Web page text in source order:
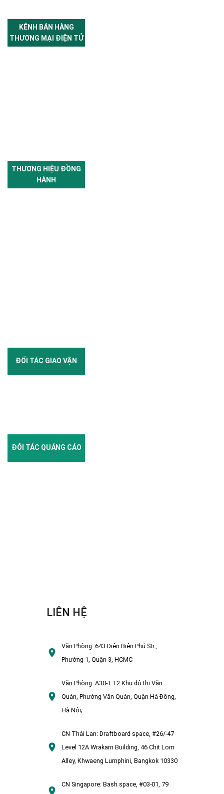
KÊNH BÁN HÀNG
THƯƠNG MẠI ĐIỆN TỬ
THƯƠNG HIỆU ĐỒNG
HÀNH
ĐỐI TÁC GIAO VẬN
ĐỐI TÁC QUẢNG CÁO
LIÊN HỆ
Văn Phòng:643 Điện Biên Phủ Str.,
Phường 1, Quận 3, HCMC
Văn Phòng:A30-TT2 Khu đô thị Văn
Quán, Phường Văn Quán, Quận Hà Đông,
Hà Nội;
CN Thái Lan: Draftboard space, #26/-47
Level 12A Wrakarn Building, 46 Chit Lom
Alley, Khwaeng Lumphini, Bangkok 10330
CN Singapore: Bash space, #03-01, 79